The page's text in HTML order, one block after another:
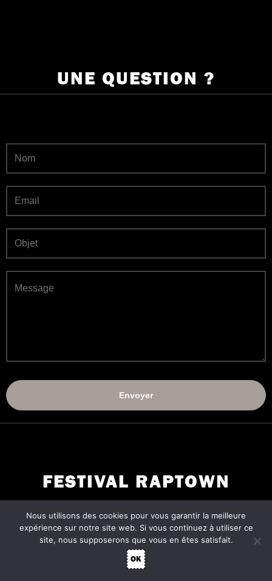
UNE QUESTION ?
FESTIVAL RAPTOWN
Nous utilisons des cookies pour vous garantir la meilleure
expérience sur notre site web. Si vous continuez à utiliser ce
site, nous supposerons que vous en êtes satisfait.
OK